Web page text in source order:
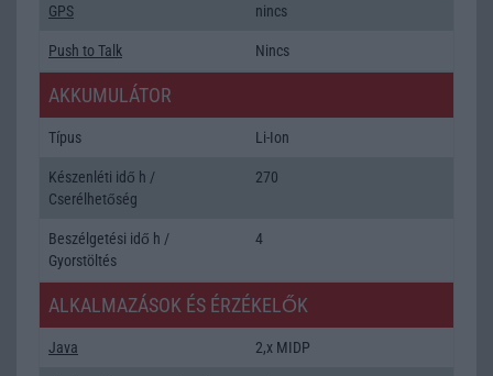
GPS nincs
Push to Talk Nincs
AKKUMULÁTOR
Típus Li-Ion
Készenléti idő h /
Cserélhetőség
270
Beszélgetési idő h /
Gyorstöltés
4
ALKALMAZÁSOK ÉS ÉRZÉKELŐK
Java 2,x MIDP